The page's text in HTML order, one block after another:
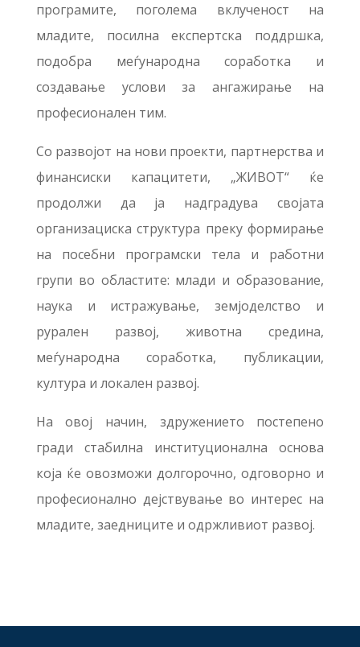
програмите, поголема вклученост на
младите, посилна експертска поддршка,
подобра меѓународна соработка и
создавање услови за ангажирање на
професионален тим.
Со развојот на нови проекти, партнерства и
финансиски капацитети, „ЖИВОТ“ ќе
продолжи да ја надградува својата
организациска структура преку формирање
на посебни програмски тела и работни
групи во областите: млади и образование,
наука и истражување, земјоделство и
рурален развој, животна средина,
меѓународна соработка, публикации,
култура и локален развој.
На овој начин, здружението постепено
гради стабилна институционална основа
која ќе овозможи долгорочно, одговорно и
професионално дејствување во интерес на
младите, заедниците и одржливиот развој.